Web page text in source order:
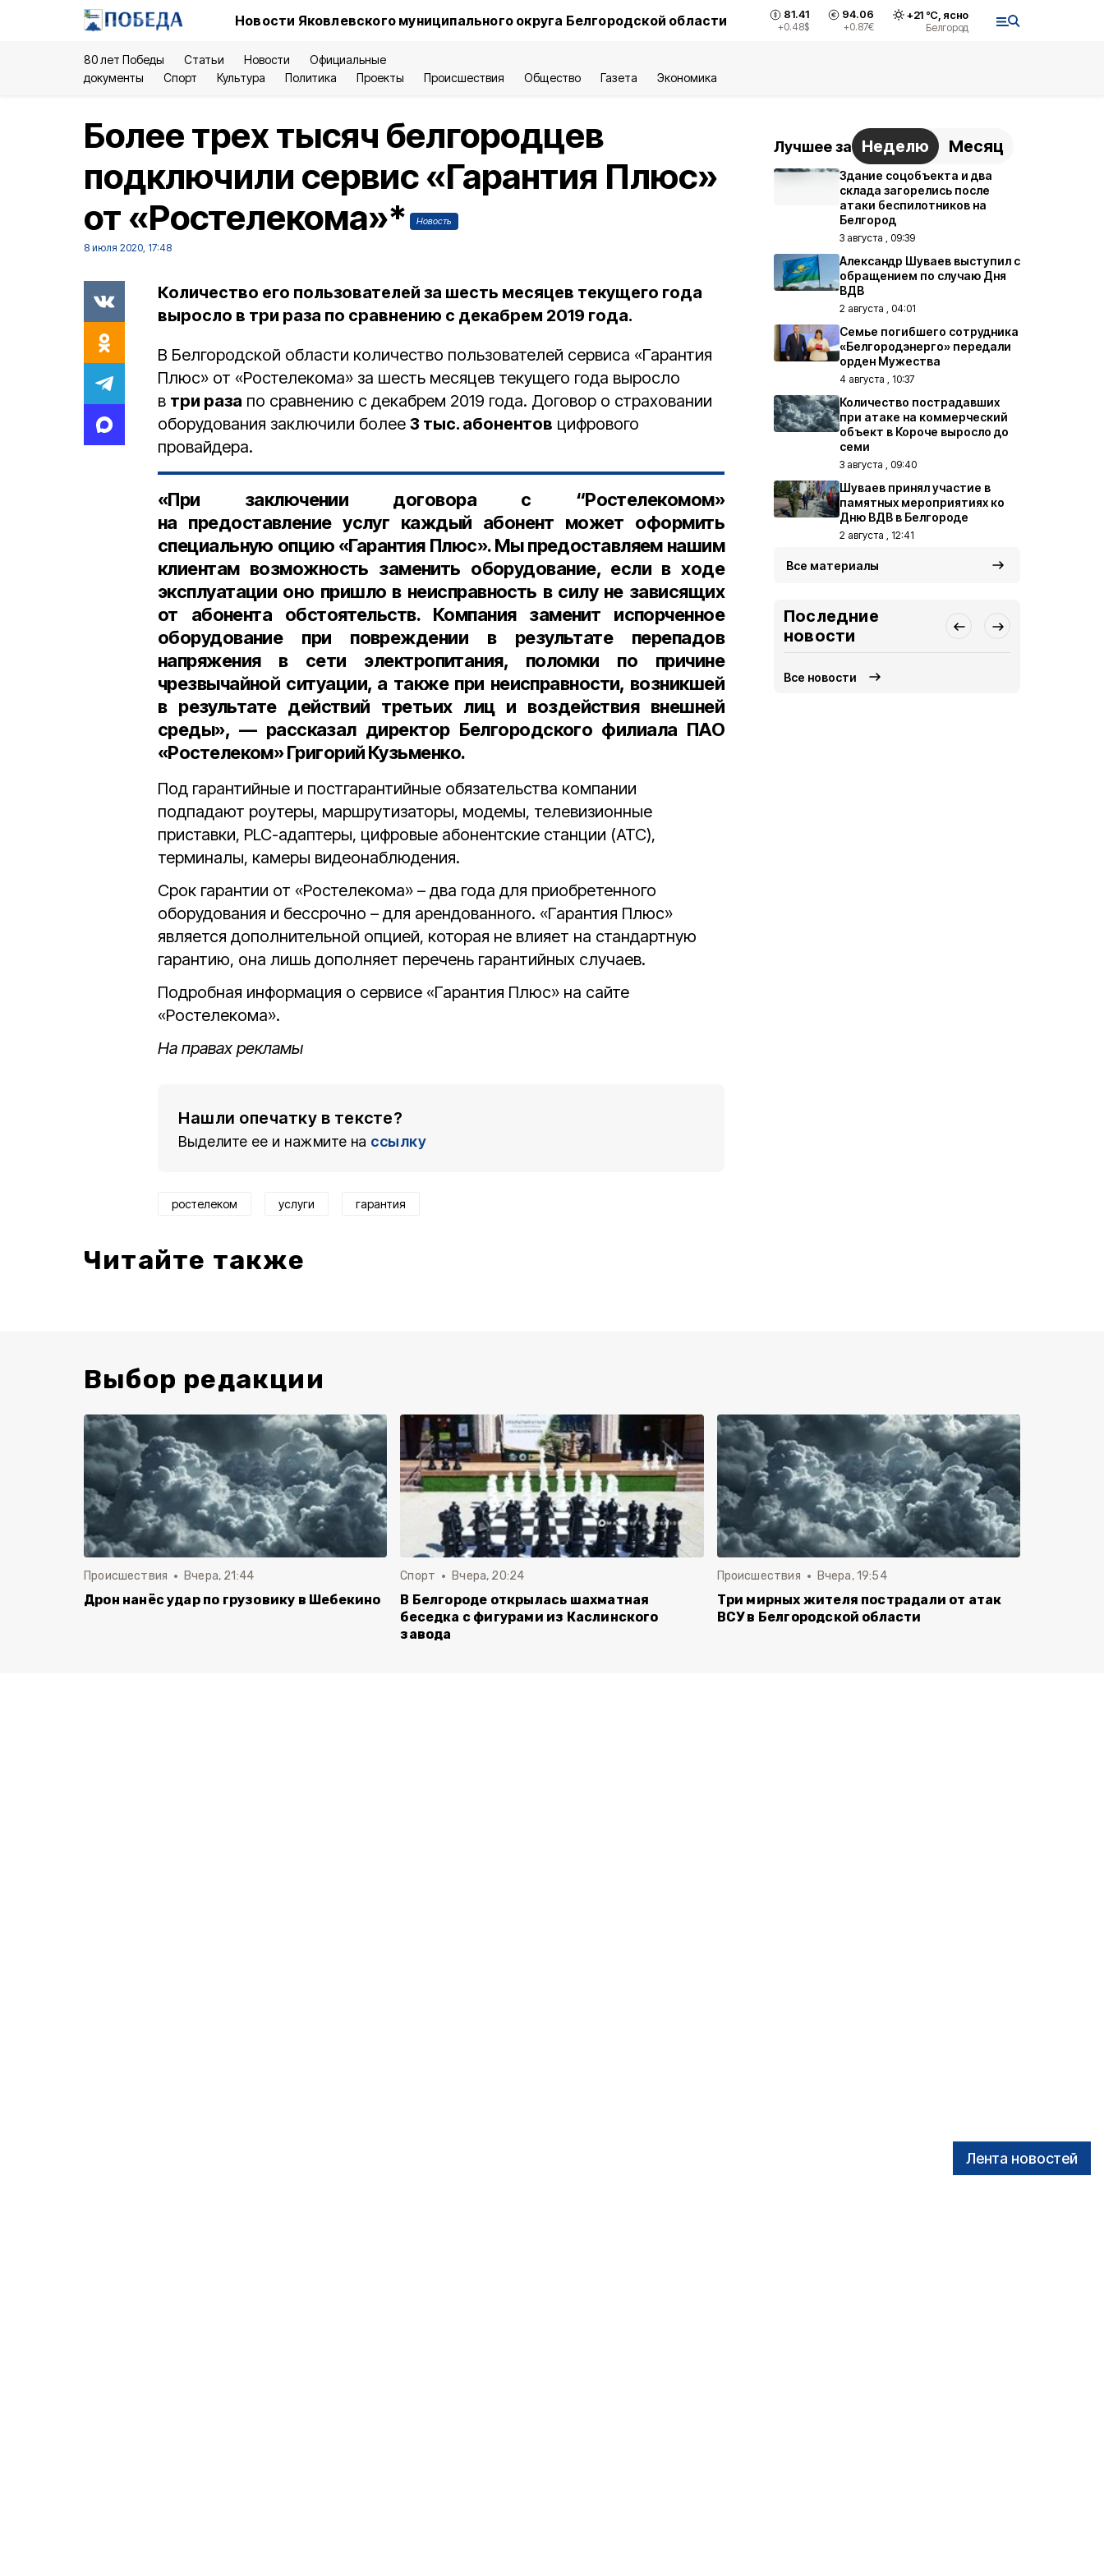
Новости Яковлевского муниципального округа Белгородской области 81.41
+0.48$
94.06
+0.87€
+21°С, ясно
Белгород
80 лет Победы Статьи Новости
Официальные
документы
Спорт Культура Политика Проекты Происшествия Общество Газета Экономика
Лента новостей
Более трех тысяч белгородцев
подключили сервис «Гарантия Плюс»
от «Ростелекома»*
Новость
8 июля 2020, 17:48
Количество его пользователей за шесть месяцев текущего года
выросло в три раза по сравнению с декабрем 2019 года.
В Белгородской области количество пользователей сервиса «Гарантия
Плюс» от «Ростелекома» за шесть месяцев текущего года выросло
в три раза по сравнению с декабрем 2019 года. Договор о страховании
оборудования заключили более 3 тыс. абонентов цифрового
провайдера.
«При заключении договора с “Ростелекомом»
на предоставление услуг каждый абонент может оформить
специальную опцию «Гарантия Плюс». Мы предоставляем нашим
клиентам возможность заменить оборудование, если в ходе
эксплуатации оно пришло в неисправность в силу не зависящих
от абонента обстоятельств. Компания заменит испорченное
оборудование при повреждении в результате перепадов
напряжения в сети электропитания, поломки по причине
чрезвычайной ситуации, а также при неисправности, возникшей
в результате действий третьих лиц и воздействия внешней
среды», — рассказал директор Белгородского филиала ПАО
«Ростелеком» Григорий Кузьменко.
Под гарантийные и постгарантийные обязательства компании
подпадают роутеры, маршрутизаторы, модемы, телевизионные
приставки, PLC-адаптеры, цифровые абонентские станции (АТС),
терминалы, камеры видеонаблюдения.
Срок гарантии от «Ростелекома» – два года для приобретенного
оборудования и бессрочно – для арендованного. «Гарантия Плюс»
является дополнительной опцией, которая не влияет на стандартную
гарантию, она лишь дополняет перечень гарантийных случаев.
Подробная информация о сервисе «Гарантия Плюс» на сайте
«Ростелекома».
На правах рекламы
Нашли опечатку в тексте?
Выделите ее и нажмите на ссылку
ростелеком услуги гарантия
Читайте также
Лучшее за Неделю Месяц
Здание соцобъекта и два
склада загорелись после
атаки беспилотников на
Белгород
3 августа , 09:39
Александр Шуваев выступил с
обращением по случаю Дня
ВДВ
2 августа , 04:01
Семье погибшего сотрудника
«Белгородэнерго» передали
орден Мужества
4 августа , 10:37
Количество пострадавших
при атаке на коммерческий
объект в Короче выросло до
семи
3 августа , 09:40
Шуваев принял участие в
памятных мероприятиях ко
Дню ВДВ в Белгороде
2 августа , 12:41
Все материалы
Последние
новости
Все новости
Выбор редакции
Происшествия Вчера, 21:44
Дрон нанёс удар по грузовику в Шебекино
Спорт Вчера, 20:24
В Белгороде открылась шахматная
беседка с фигурами из Каслинского
завода
Происшествия Вчера, 19:54
Три мирных жителя пострадали от атак
ВСУ в Белгородской области